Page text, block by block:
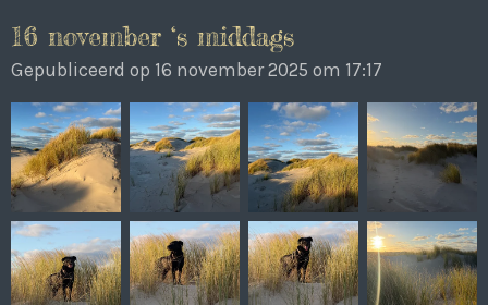
16 november ‘s middags
Gepubliceerd op 16 november 2025 om 17:17